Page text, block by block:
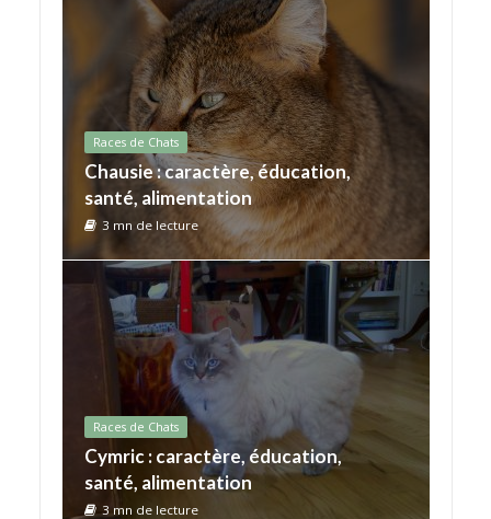
Races de Chats
Chausie : caractère, éducation,
santé, alimentation
3 mn de lecture
Races de Chats
Cymric : caractère, éducation,
santé, alimentation
3 mn de lecture